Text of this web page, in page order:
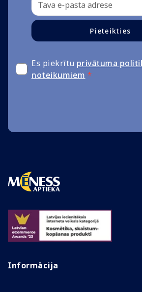
Pieteikties
Es piekrītu privātuma
noteikumiem *
Informācija